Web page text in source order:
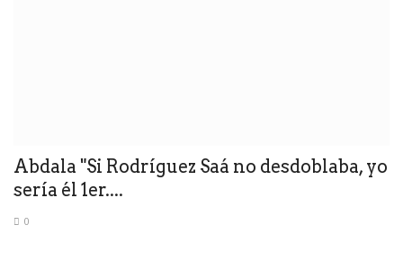
Abdala "Si Rodríguez Saá no desdoblaba, yo
sería él 1er....
0